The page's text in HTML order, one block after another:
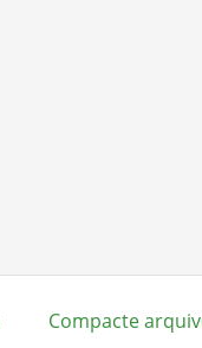
Compacte